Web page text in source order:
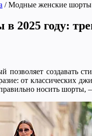
/ Модные женские шорты
2025 году:
создавать
от классических
носить